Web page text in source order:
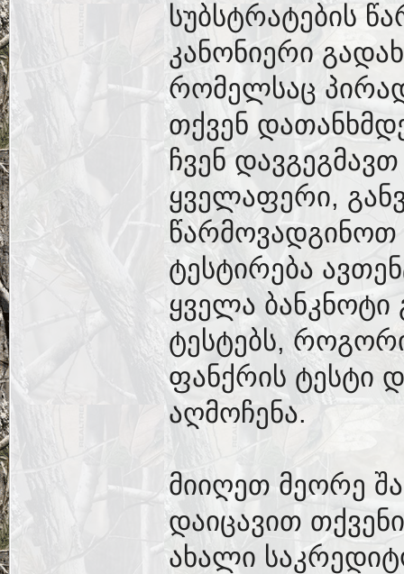
სუბსტრატების
კანონიერი
რომელსაც
თქვენ
ჩვენ
ყველაფერი,
ტესტირება
ყველა ბანკნოტი
ტესტებს,
ფანქრის ტესტი
აღმოჩენა.
მიიღეთ მეორე
დაიცავით
ახალი